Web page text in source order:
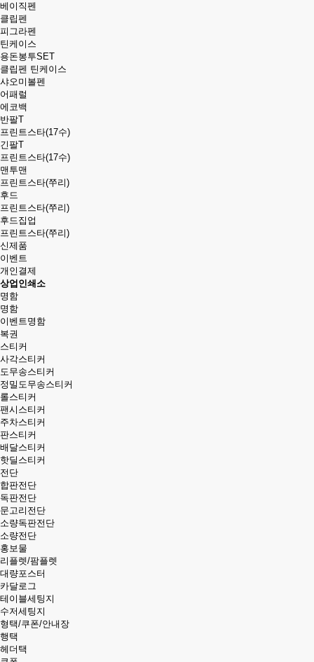
베이직펜
클립펜
피그라펜
틴케이스
용돈봉투SET
클립펜 틴케이스
샤오미볼펜
어패럴
에코백
반팔T
프린트스타(17수)
긴팔T
프린트스타(17수)
맨투맨
프린트스타(쭈리)
후드
프린트스타(쭈리)
후드집업
프린트스타(쭈리)
신제품
이벤트
개인결제
상업인쇄소
명함
명함
이벤트명함
복권
스티커
사각스티커
도무송스티커
정밀도무송스티커
롤스티커
팬시스티커
주차스티커
판스티커
배달스티커
핫딜스티커
전단
합판전단
독판전단
문고리전단
소량독판전단
소량전단
홍보물
리플렛/팜플렛
대량포스터
카달로그
테이블세팅지
수저세팅지
형택/쿠폰/안내장
행택
헤더택